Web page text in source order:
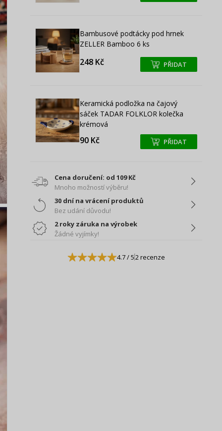
Bambusové podtácky pod hrnek
ZELLER Bamboo 6 ks
248 Kč +
+ PŘIDAT
Keramická podložka na čajový
sáček TADAR FOLKLOR kolečka
krémová
90 Kč +
+ PŘIDAT
Cena doručení: od 109 Kč
Mnoho možností výběru!
30 dní na vrácení produktů
Bez udání důvodu!
2 roky záruka na výrobek
Žádné vyjímky!
4.7/ 52 recenze